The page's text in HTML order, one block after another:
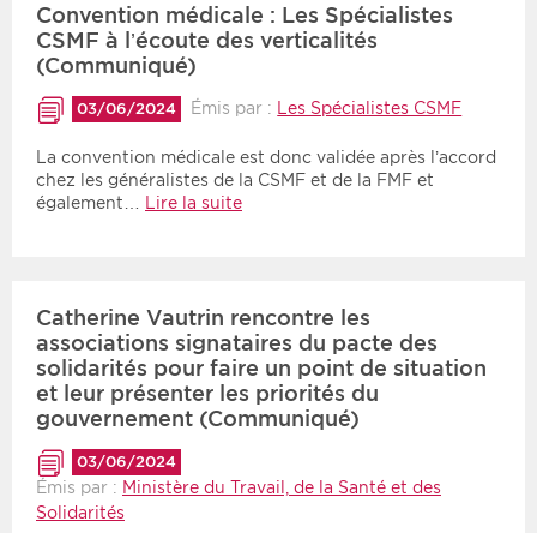
Convention médicale : Les Spécialistes
CSMF à l’écoute des verticalités
(Communiqué)
03/06/2024 Émis par : Les Spécialistes CSMF
La convention médicale est donc validée après l’accord
chez les généralistes de la CSMF et de la FMF et
également…
Lire la suite
Catherine Vautrin rencontre les
associations signataires du pacte des
solidarités pour faire un point de situation
et leur présenter les priorités du
gouvernement (Communiqué)
03/06/2024
Émis par : Ministère du Travail, de la Santé et des
Solidarités